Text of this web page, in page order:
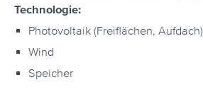
Technologie:
Photovoltaik (Freiflächen, Aufdach)
Wind
Speicher